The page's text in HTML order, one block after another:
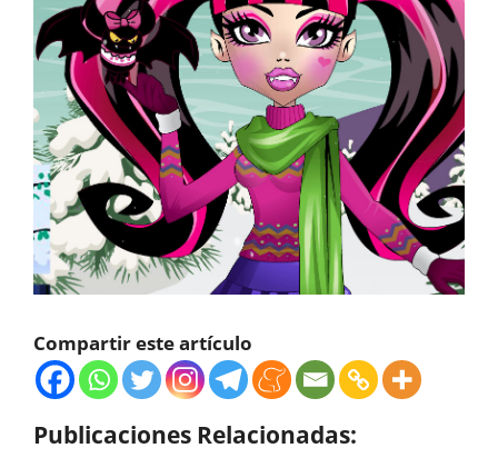
Compartir este artículo
Publicaciones Relacionadas: